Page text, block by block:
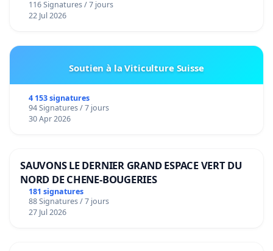
116 Signatures / 7 jours
22 Jul 2026
Soutien à la Viticulture Suisse
4 153 signatures
94 Signatures / 7 jours
30 Apr 2026
SAUVONS LE DERNIER GRAND ESPACE VERT DU
NORD DE CHENE-BOUGERIES
181 signatures
88 Signatures / 7 jours
27 Jul 2026